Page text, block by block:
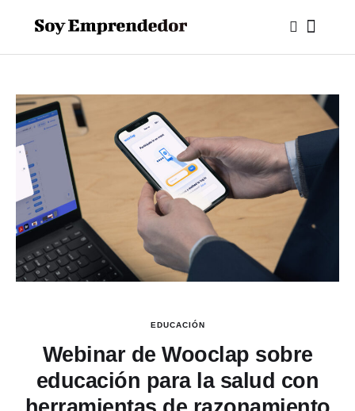
EDUCACIÓN
Webinar de Wooclap sobre
educación para la salud con